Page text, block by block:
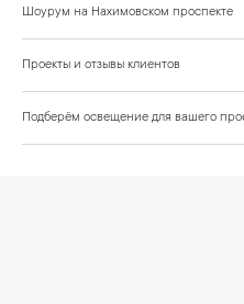
Шоурум на Нахимовском проспекте
Проекты и отзывы клиентов
Подберём освещение для вашего